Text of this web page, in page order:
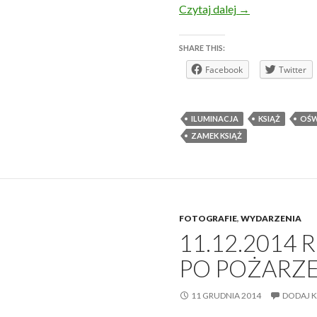
Czytaj dalej Nowa
→
SHARE THIS:
Facebook Twitter
ILUMINACJA KSIĄŻ
ZAMEK KSIĄŻ
FOTOGRAFIE, WYDARZENIA
11.12.2014
PO
11 GRUDNIA 2014 DODAJ